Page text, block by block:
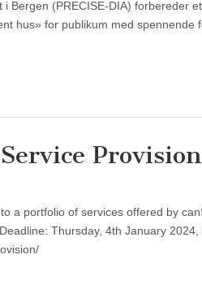
Bergen (PRECISE-DIA) forbereder
hus» for publikum med spennende
Provision
a portfolio of services offered by
Thursday, 4th January 2024,